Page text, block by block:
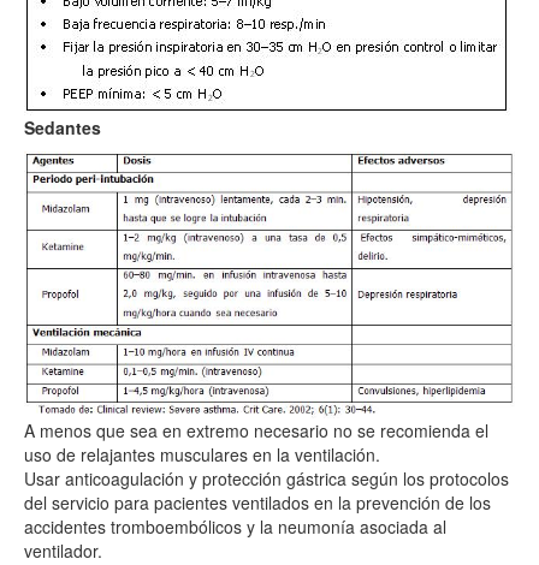
Sedantes
A menos que sea en extremo necesario no se recomienda el
uso de relajantes musculares en la ventilación.
Usar anticoagulación y protección gástrica según los protocolos
del servicio para pacientes ventilados en la prevención de los
accidentes tromboembólicos y la neumonía asociada al
ventilador.